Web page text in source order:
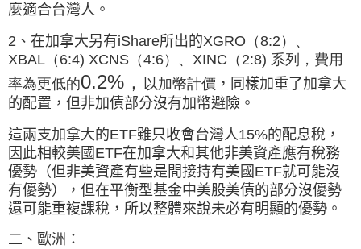
麼適合台灣人。
2、在加拿大另有iShare所出的XGRO（8:2）、
XBAL（6:4) XCNS（4:6）、XINC（2:8) 系列，費用
率為更低的0.2% ， 以加幣計價 ，同樣加重了加拿大
的配置，但非加債部分沒有加幣避險。
這兩支加拿大的ETF雖只收會台灣人15%的配息稅，
因此相較美國ETF在加拿大和其他非美資產應有稅務
優勢 （但非美資產有些是間接持有美國ETF就可能沒
有優勢），但在平衡型基金中美股美債的部分沒優勢
還可能重複課稅，所以整體來說未必有明顯的優勢。
二、歐洲：